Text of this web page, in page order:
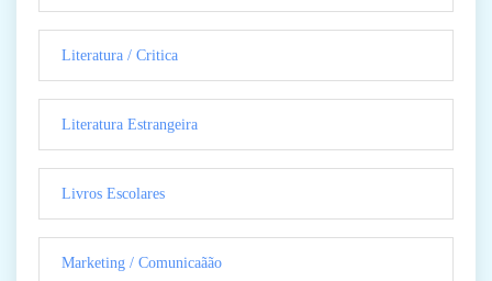
Literatura / Critica
Literatura Estrangeira
Livros Escolares
Marketing / Comunicaãão